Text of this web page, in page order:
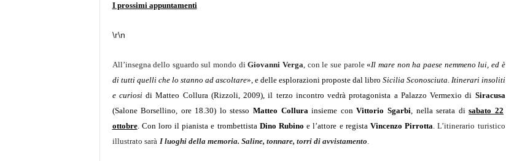
I prossimi appuntamenti
\r\n
All’insegna dello sguardo sul mondo diGiovanni Verga, con le sue parole«Il mare non ha paese nemmeno lui, ed è
di tutti quelli che lo stanno ad ascoltare», e delle esplorazioni proposte dal libro Sicilia Sconosciuta. Itinerari insoliti
e curiosidi Matteo Collura (Rizzoli, 2009), il terzo incontro vedrà protagonista a Palazzo Vermexio di Siracusa
(Salone Borsellino, ore 18.30) lo stessoMatteo Collurainsieme conVittorio Sgarbi, nella serata disabato 22
ottobre. Con loro il pianista e trombettista Dino Rubinoe l’attore e regista Vincenzo Pirrotta.L’itinerario turistico
illustrato sarà I luoghi della memoria. Saline, tonnare, torri di avvistamento.